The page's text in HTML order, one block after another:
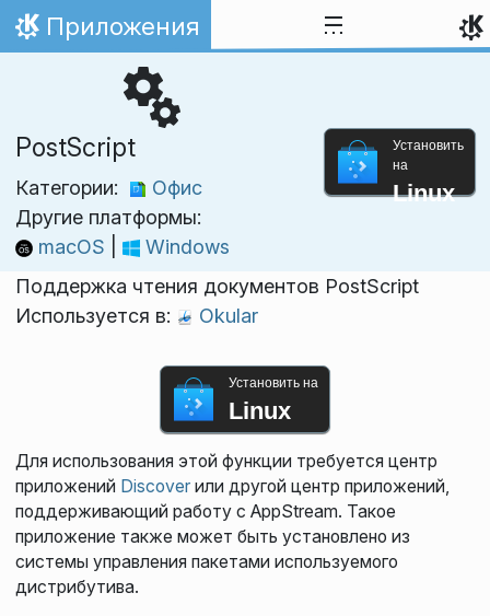
Перейти к содержимому
На главную
Приложения
PostScript
Категории:
Офис
Другие платформы:
macOS
Windows
Установить
на
Linux
Поддержка чтения документов PostScript
Используется в:
Okular
Установить на
Linux
Для использования этой функции требуется центр
приложений Discoverили другой центр приложений,
поддерживающий работу с AppStream. Такое
приложение также может быть установлено из
системы управления пакетами используемого
дистрибутива.